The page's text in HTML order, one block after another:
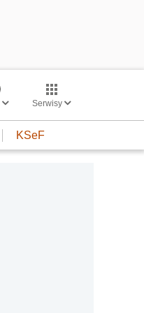
Serwisy
KSeF